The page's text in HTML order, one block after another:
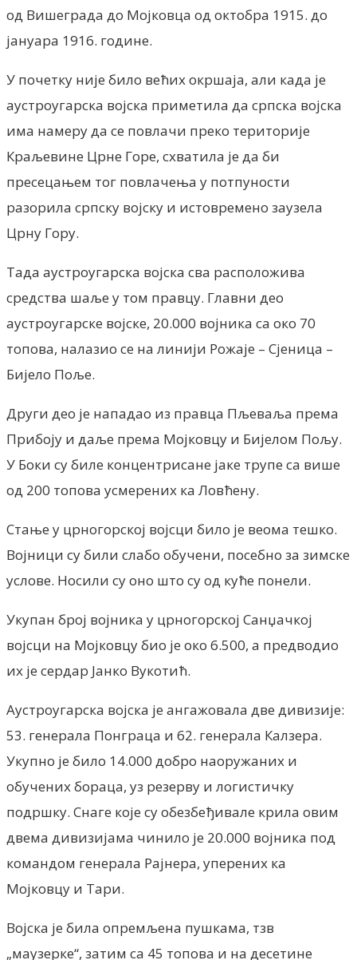
од Вишеграда до Мојковца од октобра 1915. до
јануара 1916. године.
У почетку није било већих окршаја, али када је
аустроугарска војска приметила да српска војска
има намеру да се повлачи преко територије
Краљевине Црне Горе, схватила је да би
пресецањем тог повлачења у потпуности
разорила српску војску и истовремено заузела
Црну Гору.
Тада аустроугарска војска сва расположива
средства шаље у том правцу. Главни део
аустроугарске војске, 20.000 војника са око 70
топова, налазио се на линији Рожаје – Сјеница –
Бијело Поље.
Други део је нападао из правца Пљеваља према
Прибоју и даље према Мојковцу и Бијелом Пољу.
У Боки су биле концентрисане јаке трупе са више
од 200 топова усмерених ка Ловћену.
Стање у црногорској војсци било је веома тешко.
Војници су били слабо обучени, посебно за зимске
услове. Носили су оно што су од куће понели.
Укупан број војника у црногорској Санџачкој
војсци на Мојковцу био је око 6.500, а предводио
их је сердар Јанко Вукотић.
Аустроугарска војска је ангажовала две дивизије:
53. генерала Понграца и 62. генерала Калзера.
Укупно је било 14.000 добро наоружаних и
обучених бораца, уз резерву и логистичку
подршку. Снаге које су обезбеђивале крила овим
двема дивизијама чинило је 20.000 војника под
командом генерала Рајнера, уперених ка
Мојковцу и Тари.
Војска је била опремљена пушкама, тзв
„маузерке“, затим са 45 топова и на десетине